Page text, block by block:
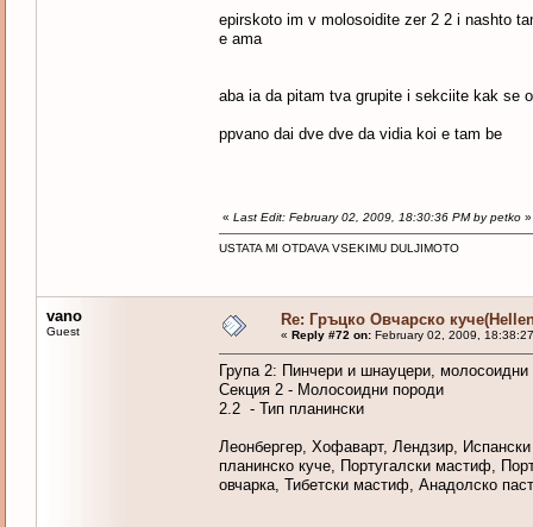
epirskoto im v molosoidite zer 2 2 i nashto
e ama
aba ia da pitam tva grupite i sekciite kak se
ppvano dai dve dve da vidia koi e tam be
« Last Edit: February 02, 2009, 18:30:36 PM by petko»
USTATA MI OTDAVA VSEKIMU DULJIMOTO
vano
Guest
Re: Гръцко Овчарско
« Reply #72 on:February 02, 2009,
Група 2: Пинчери и шнауцери,
Секция 2 - Молосоидни породи
2.2 - Тип планински
Леонбергер, Хофаварт, Лендзир,
планинско куче, Португалски мастиф,
овчарка, Тибетски мастиф, Анадолско